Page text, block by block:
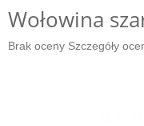
Wołowina
Średnia
Brak oceny Szczegóły